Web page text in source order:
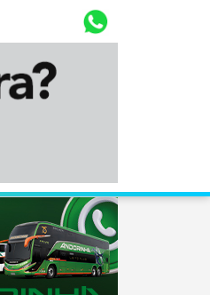
Diário Corumbaense